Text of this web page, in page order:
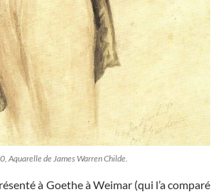
Aquarelle de James Warren Childe.
à Goethe à Weimar (qui l’a comparé